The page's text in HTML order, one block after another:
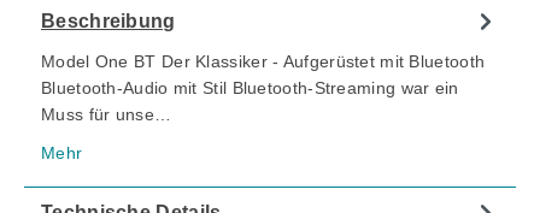
Beschreibung
Model One BT Der Klassiker - Aufgerüstet mit Bluetooth
Bluetooth-Audio mit Stil Bluetooth-Streaming war ein
Muss für unse…
Mehr